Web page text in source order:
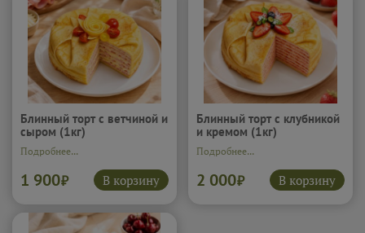
Сочные яблоки с тёплой
сладкой корицей создают вкус,
который хочется есть сразу,
пока тесто ещё мягкое и
румяное. Лёгкая сладость и
пряная нотка делают их по
настоящему комфортной едой.
Подробнее...
Блинный торт с ветчиной и
сыром (1кг)
Подробнее...
1 900₽ В корзину
Блинный торт с клубникой
и кремом (1кг)
Подробнее...
2 000₽ В корзину